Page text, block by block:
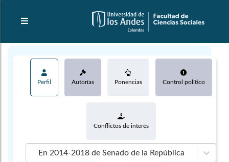
Perfil Autorías Ponencias Control político
Conflictos de interés
En 2014-2018 de Senado de la República